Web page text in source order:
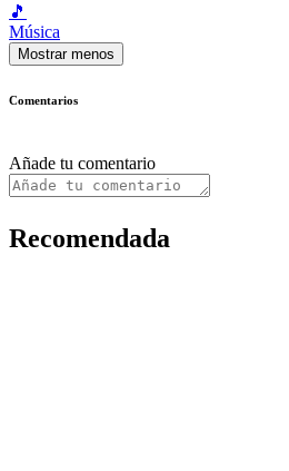
🎵
Música
Mostrar menos
Comentarios
Añade tu comentario
Recomendada